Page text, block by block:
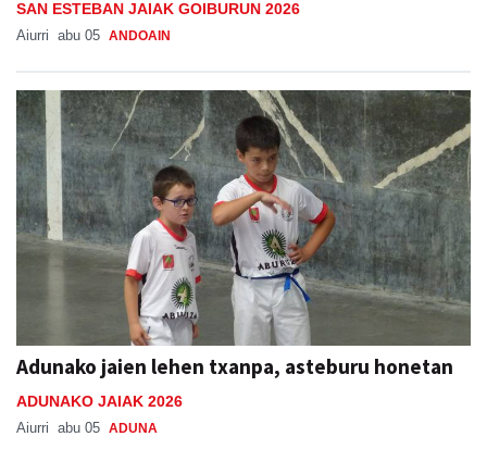
SAN ESTEBAN JAIAK GOIBURUN 2026
Aiurri abu 05 ANDOAIN
Adunako jaien lehen txanpa, asteburu honetan
ADUNAKO JAIAK 2026
Aiurri abu 05 ADUNA